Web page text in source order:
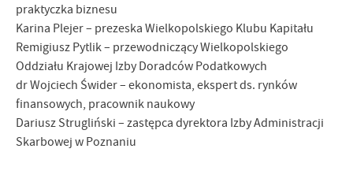
praktyczka biznesu
Karina Plejer – prezeska Wielkopolskiego Klubu Kapitału
Remigiusz Pytlik – przewodniczący Wielkopolskiego
Oddziału Krajowej Izby Doradców Podatkowych
dr Wojciech Świder – ekonomista, ekspert ds. rynków
finansowych, pracownik naukowy
Dariusz Strugliński – zastępca dyrektora Izby Administracji
Skarbowej w Poznaniu